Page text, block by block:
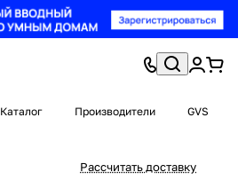
Каталог Производители GVS
Рассчитать доставку